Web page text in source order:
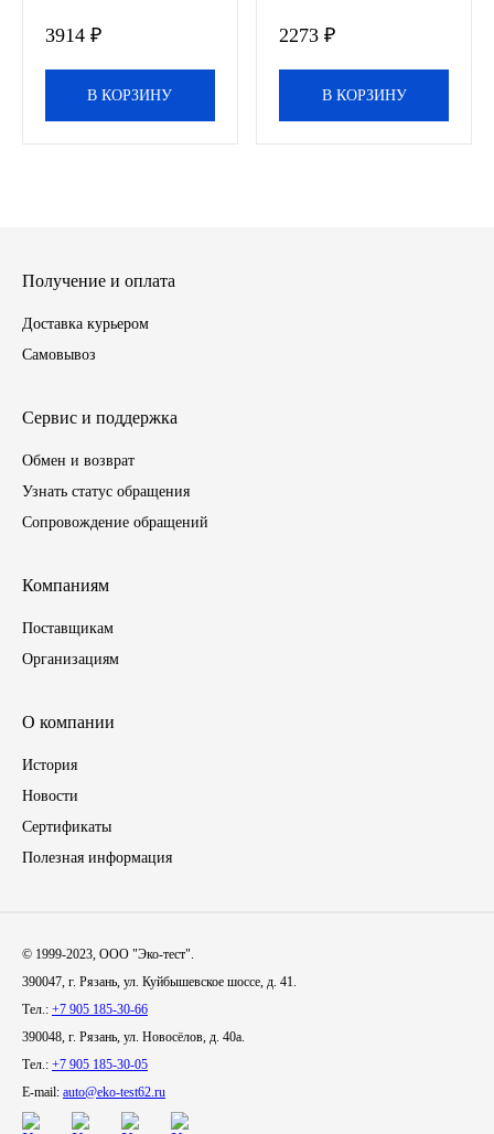
OIL RIGHT
Автозапчасти
ЗИЛ
МАЗ
ПАЗ, КАВЗ
ММЗ
Спецтехника
УАЗ
УРАЛ
Фильтры
3914 ₽
В КОРЗИНУ
2273 ₽
В КОРЗИНУ
Получение и оплата
Доставка курьером
Самовывоз
Сервис и поддержка
Обмен и возврат
Узнать статус обращения
Сопровождение обращений
Компаниям
Поставщикам
Организациям
О компании
История
Новости
Сертификаты
Полезная информация
© 1999-2023, ООО "Эко-тест".
390047, г. Рязань, ул. Куйбышевское шоссе, д. 41.
Тел.: +7 905 185-30-66
390048, г. Рязань, ул. Новосёлов, д. 40а.
Тел.: +7 905 185-30-05
E-mail: auto@eko-test62.ru